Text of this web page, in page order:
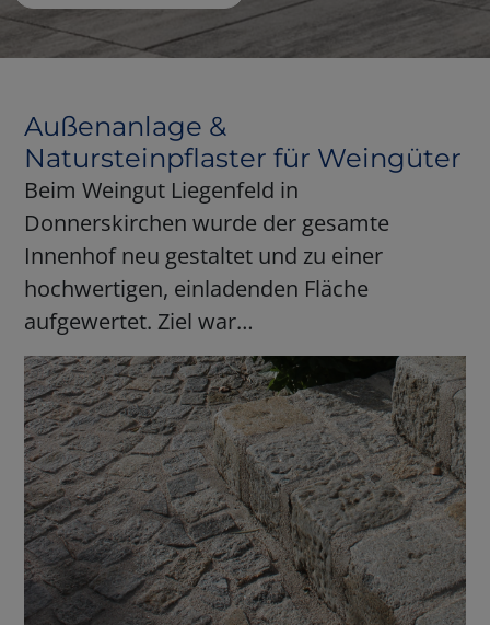
Außenanlage &
Natursteinpflaster für Weingüter
Beim Weingut Liegenfeld in
Donnerskirchen wurde der gesamte
Innenhof neu gestaltet und zu einer
hochwertigen, einladenden Fläche
aufgewertet. Ziel war…